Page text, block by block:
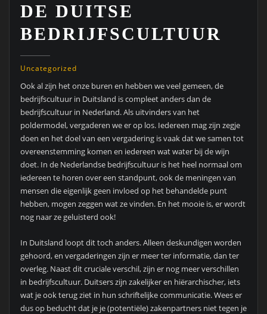
DE DUITSE
BEDRIJFSCULTUUR
Uncategorized
Ook al zijn het onze buren en hebben we veel gemeen, de
bedrijfscultuur in Duitsland is compleet anders dan de
bedrijfscultuur in Nederland. Als uitvinders van het
poldermodel, vergaderen we er op los. Iedereen mag zijn zegje
doen en het doel van een vergadering is vaak dat we samen tot
overeenstemming komen en iedereen wat water bij de wijn
doet. In de Nederlandse bedrijfscultuur is het heel normaal om
iedereen te horen over een standpunt, ook de meningen van
mensen die eigenlijk geen invloed op het behandelde punt
hebben, mogen zeggen wat ze vinden. En het mooie is, er wordt
nog naar ze geluisterd ook!
In Duitsland loopt dit toch anders. Alleen deskundigen worden
gehoord, en vergaderingen zijn er meer ter informatie, dan ter
overleg. Naast dit cruciale verschil, zijn er nog meer verschillen
in bedrijfscultuur. Duitsers zijn zakelijker en hiërarchischer, iets
wat je ook terug ziet in hun schriftelijke communicatie. Wees er
dus op beducht dat je je (potentiële) zakenpartners niet tegen je